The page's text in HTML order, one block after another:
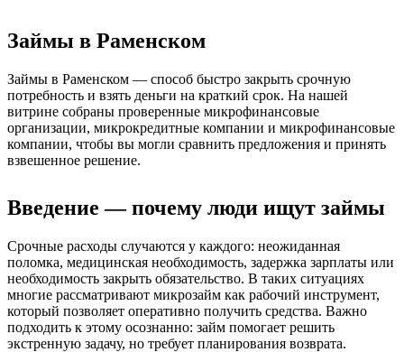
Займы в Раменском
Займы в Раменском — способ быстро закрыть срочную
потребность и взять деньги на краткий срок. На нашей
витрине собраны проверенные микрофинансовые
организации, микрокредитные компании и микрофинансовые
компании, чтобы вы могли сравнить предложения и принять
взвешенное решение.
Введение — почему люди ищут займы
Срочные расходы случаются у каждого: неожиданная
поломка, медицинская необходимость, задержка зарплаты или
необходимость закрыть обязательство. В таких ситуациях
многие рассматривают микрозайм как рабочий инструмент,
который позволяет оперативно получить средства. Важно
подходить к этому осознанно: займ помогает решить
экстренную задачу, но требует планирования возврата.